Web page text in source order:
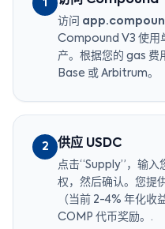
1
访问
Compound V3 使用
产。根据您的 gas 费
Base 或 Arbitrum。
2 供应 USDC
点击“Supply”，输入
权，然后确认。您提
（当前 2-4% 年化收
COMP 代币奖励。.